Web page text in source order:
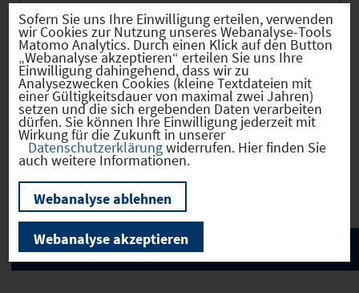
Sozialvers. Beschäftigte
Verkehrsinfrastruktur
Kommunale Infrastruktur
Sofern Sie uns Ihre Einwilligung erteilen, verwenden
wir Cookies zur Nutzung unseres Webanalyse-Tools
Matomo Analytics. Durch einen Klick auf den Button
„Webanalyse akzeptieren“ erteilen Sie uns Ihre
Einwilligung dahingehend, dass wir zu
Analysezwecken Cookies (kleine Textdateien mit
einer Gültigkeitsdauer von maximal zwei Jahren)
setzen und die sich ergebenden Daten verarbeiten
dürfen. Sie können Ihre Einwilligung jederzeit mit
Wirkung für die Zukunft in unserer
Datenschutzerklärungwiderrufen. Hier finden Sie
auch weitere Informationen.
Webanalyse ablehnen
Webanalyse akzeptieren